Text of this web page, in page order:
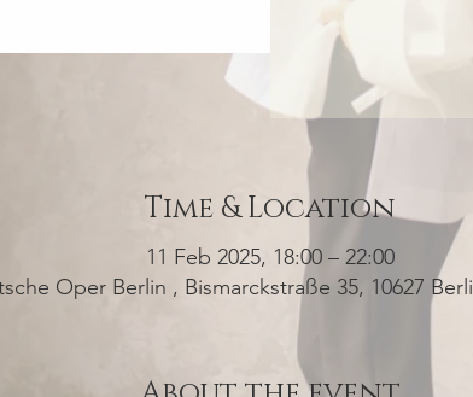
Time & Location
11 Feb 2025, 18:00 – 22:00
Oper Berlin , Bismarckstraße 35, 10627